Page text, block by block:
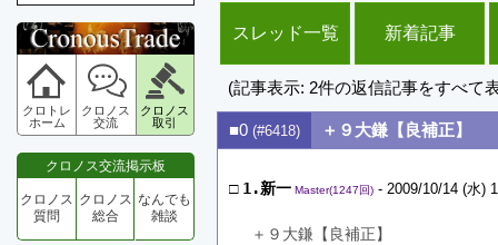
クロトレ
ホーム
クロノス
交流
クロノス
取引
クロノス交流掲示板
クロノス
質問
クロノス
総合
なんでも
雑談
スレッド一覧 新着記事
(記事表示: 2件の返信記事をすべて
■0 (#6418) ＋９大鎌【良補正】
□ 1.新一 Master(1247回) - 2009/10/14 (水)
＋９大鎌【良補正】